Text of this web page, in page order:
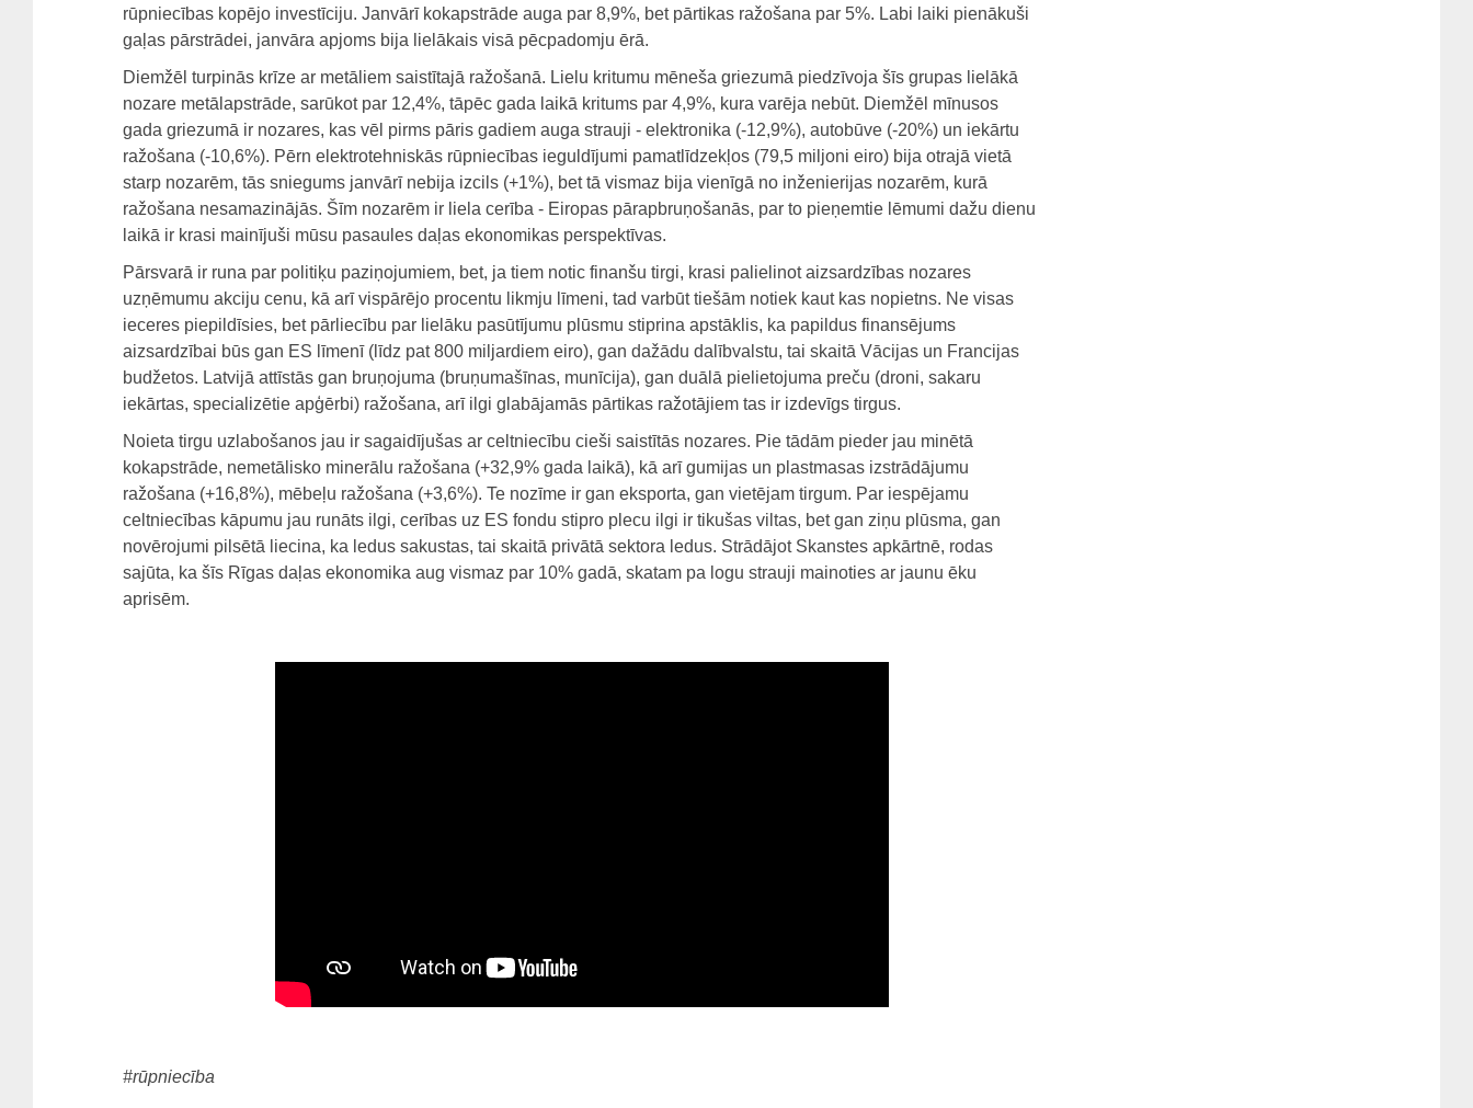
rūpniecības kopējo investīciju. Janvārī kokapstrāde auga par 8,9%, bet pārtikas ražošana par 5%. Labi laiki pienākuši
gaļas pārstrādei, janvāra apjoms bija lielākais visā pēcpadomju ērā.
Diemžēl turpinās krīze ar metāliem saistītajā ražošanā. Lielu kritumu mēneša griezumā piedzīvoja šīs grupas lielākā
nozare metālapstrāde, sarūkot par 12,4%, tāpēc gada laikā kritums par 4,9%, kura varēja nebūt. Diemžēl mīnusos
gada griezumā ir nozares, kas vēl pirms pāris gadiem auga strauji - elektronika (-12,9%), autobūve (-20%) un iekārtu
ražošana (-10,6%). Pērn elektrotehniskās rūpniecības ieguldījumi pamatlīdzekļos (79,5 miljoni eiro) bija otrajā vietā
starp nozarēm, tās sniegums janvārī nebija izcils (+1%), bet tā vismaz bija vienīgā no inženierijas nozarēm, kurā
ražošana nesamazinājās. Šīm nozarēm ir liela cerība - Eiropas pārapbruņošanās, par to pieņemtie lēmumi dažu dienu
laikā ir krasi mainījuši mūsu pasaules daļas ekonomikas perspektīvas.
Pārsvarā ir runa par politiķu paziņojumiem, bet, ja tiem notic finanšu tirgi, krasi palielinot aizsardzības nozares
uzņēmumu akciju cenu, kā arī vispārējo procentu likmju līmeni, tad varbūt tiešām notiek kaut kas nopietns. Ne visas
ieceres piepildīsies, bet pārliecību par lielāku pasūtījumu plūsmu stiprina apstāklis, ka papildus finansējums
aizsardzībai būs gan ES līmenī (līdz pat 800 miljardiem eiro), gan dažādu dalībvalstu, tai skaitā Vācijas un Francijas
budžetos. Latvijā attīstās gan bruņojuma (bruņumašīnas, munīcija), gan duālā pielietojuma preču (droni, sakaru
iekārtas, specializētie apģērbi) ražošana, arī ilgi glabājamās pārtikas ražotājiem tas ir izdevīgs tirgus.
Noieta tirgu uzlabošanos jau ir sagaidījušas ar celtniecību cieši saistītās nozares. Pie tādām pieder jau minētā
kokapstrāde, nemetālisko minerālu ražošana (+32,9% gada laikā), kā arī gumijas un plastmasas izstrādājumu
ražošana (+16,8%), mēbeļu ražošana (+3,6%). Te nozīme ir gan eksporta, gan vietējam tirgum. Par iespējamu
celtniecības kāpumu jau runāts ilgi, cerības uz ES fondu stipro plecu ilgi ir tikušas viltas, bet gan ziņu plūsma, gan
novērojumi pilsētā liecina, ka ledus sakustas, tai skaitā privātā sektora ledus. Strādājot Skanstes apkārtnē, rodas
sajūta, ka šīs Rīgas daļas ekonomika aug vismaz par 10% gadā, skatam pa logu strauji mainoties ar jaunu ēku
aprisēm.
#rūpniecība